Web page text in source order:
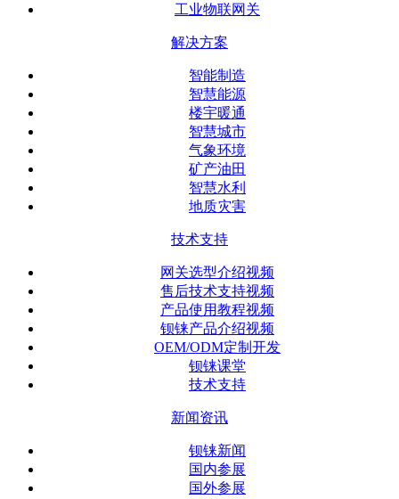
工业物联网关
解决方案
智能制造
智慧能源
楼宇暖通
智慧城市
气象环境
矿产油田
智慧水利
地质灾害
技术支持
网关选型介绍视频
售后技术支持视频
产品使用教程视频
钡铼产品介绍视频
OEM/ODM定制开发
钡铼课堂
技术支持
新闻资讯
钡铼新闻
国内参展
国外参展